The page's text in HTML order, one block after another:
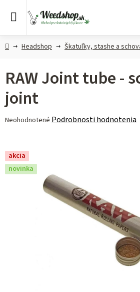
DomovHeadshop Škatuľky, stashe a
RAW Joint tube -
joint
Priemerné
je
0,0
z 5
hviezdičiek.
Neohodnotené Podrobnosti hodnotenia
akcia
novinka